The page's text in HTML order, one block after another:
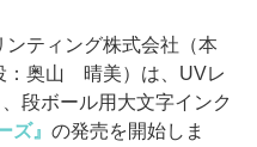
ティング株式会社（本
：奥山 晴美）は、UVレ
、段ボール用大文字インク
ズ』 の発売を開始しま